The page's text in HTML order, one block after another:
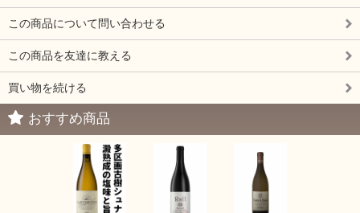
この商品について問い合わせる
この商品を友達に教える
買い物を続ける
おすすめ商品